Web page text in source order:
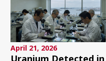
April 21, 2026
Uranium Detected in